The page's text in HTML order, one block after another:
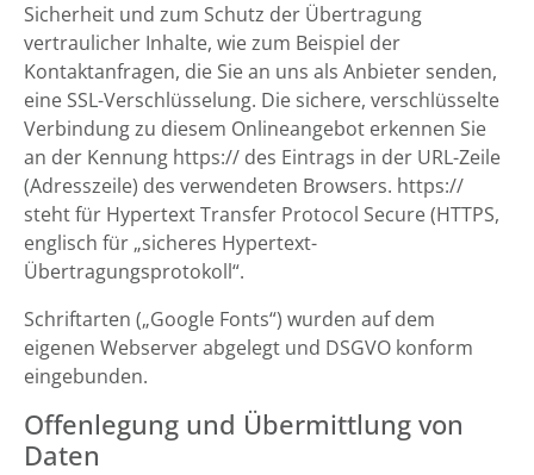
Sicherheit und zum Schutz der Übertragung
vertraulicher Inhalte, wie zum Beispiel der
Kontaktanfragen, die Sie an uns als Anbieter senden,
eine SSL-Verschlüsselung. Die sichere, verschlüsselte
Verbindung zu diesem Onlineangebot erkennen Sie
an der Kennung https:// des Eintrags in der URL-Zeile
(Adresszeile) des verwendeten Browsers. https://
steht für Hypertext Transfer Protocol Secure (HTTPS,
englisch für „sicheres Hypertext-
Übertragungsprotokoll“.
Schriftarten („Google Fonts“) wurden auf dem
eigenen Webserver abgelegt und DSGVO konform
eingebunden.
Offenlegung und Übermittlung von
Daten